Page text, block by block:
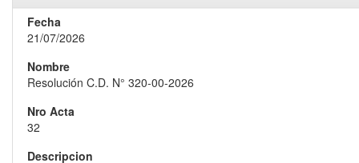
21/07/2026
Resolución C.D. N° 320-00-2026
32